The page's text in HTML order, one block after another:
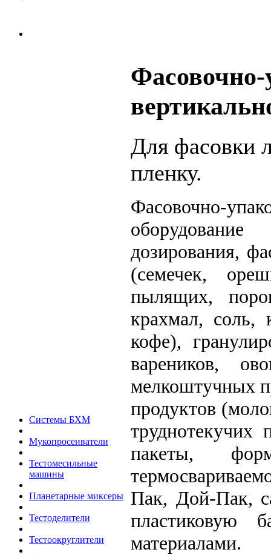
Системы БХМ
Мукопросеиватели
Тестомесильные
машины
Планетарные миксеры
Тестоделители
Тестоокруглители
Фасовочно-
Для фасовки
пленку.
Фасовочно-
дозирования,
(семечек,
пылящих,
крахмал, соль,
кофе),
вареников,
мелкоштучных
продуктов
пакеты,
Пак, Дой-Пак,
пластиковую
материалами.